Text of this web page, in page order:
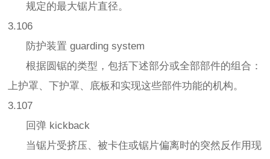
规定的最大锯片直径。
3.106
防护装置 guarding system
根据圆锯的类型，包括下述部分或全部部件的组合：
上护罩、下护罩、底板和实现这些部件功能的机构。
3.107
回弹 kickback
当锯片受挤压、被卡住或锯片偏离时的突然反作用现